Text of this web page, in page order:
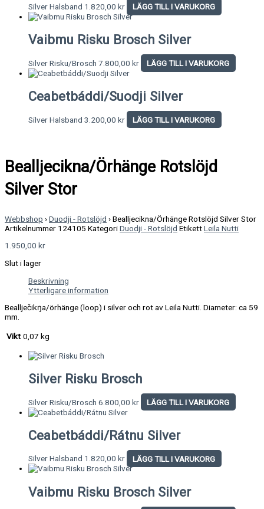
Silver Halsband 1.820,00 kr LÄGG TILL I VARUKORG
Vaibmu Risku Brosch Silver
Silver Risku/Brosch 7.800,00 kr LÄGG TILL I VARUKORG
Ceabetbáddi/Suodji Silver
Silver Halsband 3.200,00 kr LÄGG TILL I VARUKORG
Bealljecikna/Örhänge Rotslöjd
Silver Stor
Webbshop ›Duodji - Rotslöjd ›Bealljecikna/Örhänge Rotslöjd Silver Stor
Artikelnummer 124105 KategoriDuodji - Rotslöjd EtikettLeila Nutti
1.950,00 kr
Slut i lager
Beskrivning
Ytterligare information
Beallječikŋa/örhänge (loop) i silver och rot av Leila Nutti. Diameter: ca 59
mm.
Vikt 0,07 kg
Silver Risku Brosch
Silver Risku/Brosch 6.800,00 kr LÄGG TILL I VARUKORG
Ceabetbáddi/Rátnu Silver
Silver Halsband 1.820,00 kr LÄGG TILL I VARUKORG
Vaibmu Risku Brosch Silver